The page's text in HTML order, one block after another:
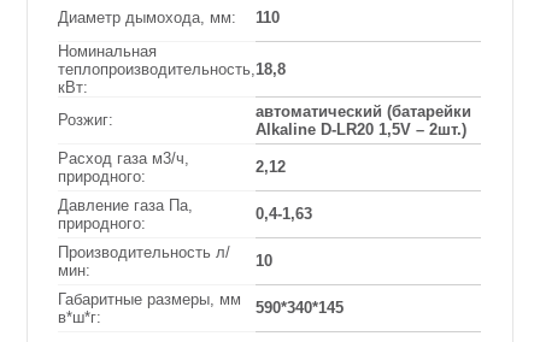
Диаметр дымохода, мм:
110
Номинальная
теплопроизводительность,
кВт:
18,8
Розжиг:
автоматический (батарейки
Alkaline D-LR20 1,5V – 2шт.)
Расход газа м3/ч,
природного:
2,12
Давление газа Па,
природного:
0,4-1,63
Производительность л/
мин:
10
Габаритные размеры, мм
в*ш*г:
590*340*145